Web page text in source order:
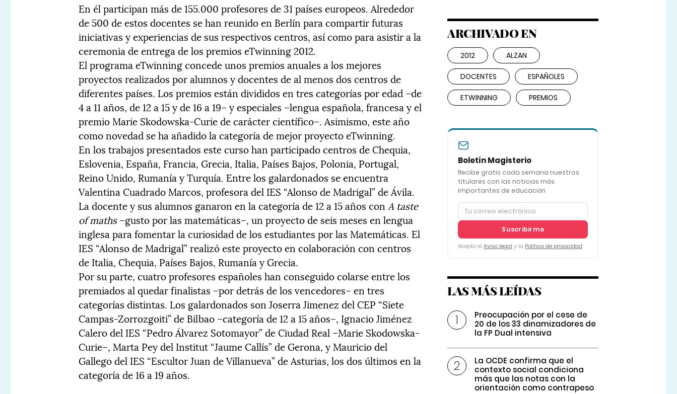
En él participan más de 155.000 profesores de 31 países europeos. Alrededor
de 500 de estos docentes se han reunido en Berlín para compartir futuras
iniciativas y experiencias de sus respectivos centros, así como para asistir a la
ceremonia de entrega de los premios eTwinning 2012.
El programa eTwinning concede unos premios anuales a los mejores
proyectos realizados por alumnos y docentes de al menos dos centros de
diferentes países. Los premios están divididos en tres categorías por edad –de
4 a 11 años, de 12 a 15 y de 16 a 19– y especiales –lengua española, francesa y el
premio Marie Skodowska-Curie de carácter científico–. Asimismo, este año
como novedad se ha añadido la categoría de mejor proyecto eTwinning.
En los trabajos presentados este curso han participado centros de Chequia,
Eslovenia, España, Francia, Grecia, Italia, Países Bajos, Polonia, Portugal,
Reino Unido, Rumanía y Turquía. Entre los galardonados se encuentra
Valentina Cuadrado Marcos, profesora del IES “Alonso de Madrigal” de Ávila.
La docente y sus alumnos ganaron en la categoría de 12 a 15 años conA taste
of maths–gusto por las matemáticas–, un proyecto de seis meses en lengua
inglesa para fomentar la curiosidad de los estudiantes por las Matemáticas. El
IES “Alonso de Madrigal” realizó este proyecto en colaboración con centros
de Italia, Chequia, Países Bajos, Rumanía y Grecia.
Por su parte, cuatro profesores españoles han conseguido colarse entre los
premiados al quedar finalistas –por detrás de los vencedores– en tres
categorías distintas. Los galardonados son Joserra Jimenez del CEP “Siete
Campas-Zorrozgoiti” de Bilbao –categoría de 12 a 15 años–, Ignacio Jiménez
Calero del IES “Pedro Álvarez Sotomayor” de Ciudad Real –Marie Skodowska-
Curie–, Marta Pey del Institut “Jaume Callís” de Gerona, y Mauricio del
Gallego del IES “Escultor Juan de Villanueva” de Asturias, los dos últimos en la
categoría de 16 a 19 años.
ARCHIVADO EN
2012 ALZAN
DOCENTES ESPAÑOLES
ETWINNING PREMIOS
Boletín Magisterio
Recibe gratis cada semana nuestros
titulares con las noticias más
importantes de educación
Suscribirme
Acepto el Aviso legal y la Política de privacidad
LAS MÁS LEÍDAS
Preocupación por el cese de
20 de los 33 dinamizadores de
la FP Dual intensiva
La OCDE confirma que el
contexto social condiciona
más que las notas con la
orientación como contrapeso